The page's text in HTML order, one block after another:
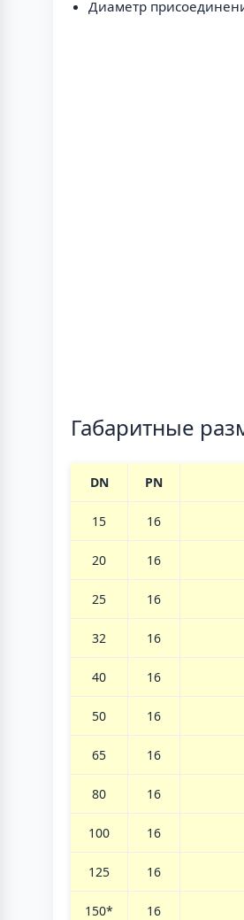
Диаметр
Габаритные
DN PN
15 16
20 16
25 16
32 16
40 16
50 16
65 16
80 16
100 16
125 16
150* 16